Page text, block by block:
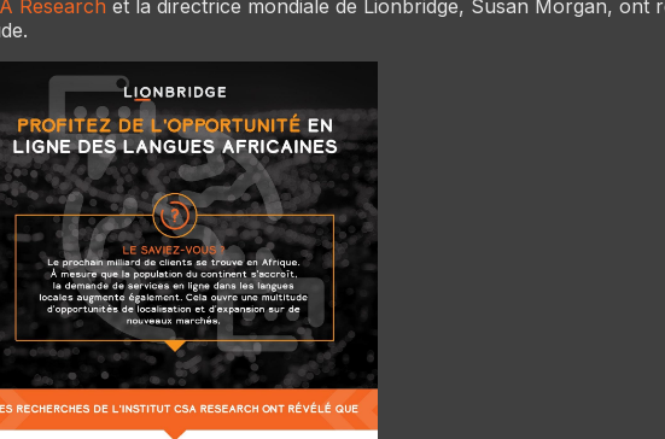
Research et la directrice mondiale de Lionbridge, Susan Morgan, ont